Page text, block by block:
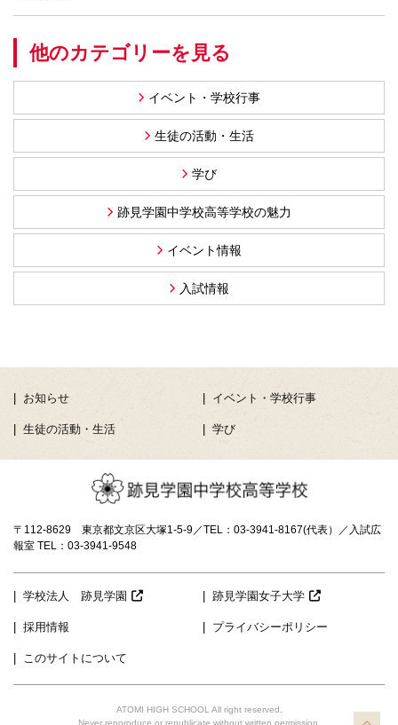
他のカテゴリーを見る
イベント・学校行事
生徒の活動・生活
学び
跡見学園中学校高等学校の魅力
イベント情報
入試情報
お知らせ イベント・学校行事
生徒の活動・生活 学び
〒112-8629 東京都文京区大塚1-5-9／TEL：03-3941-8167(代表）／入試広
報室 TEL：03-3941-9548
学校法人 跡見学園 跡見学園女子大学
採用情報 プライバシーポリシー
このサイトについて
ATOMI HIGH SCHOOL All right reserved.
Never reporoduce or republicate without written permission.